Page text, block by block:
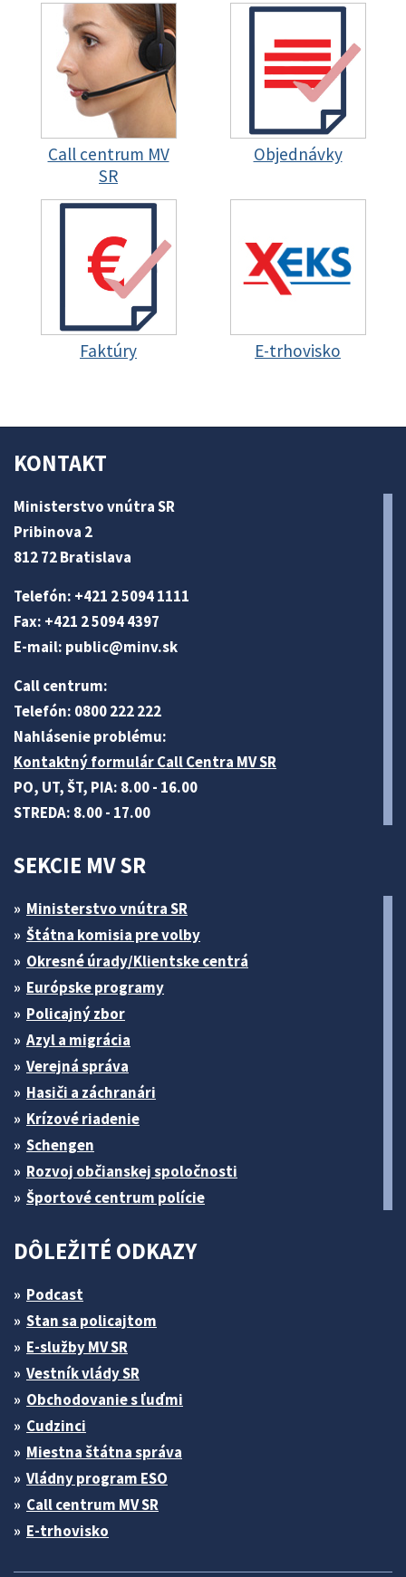
Call centrum MV
SR
Objednávky
Faktúry E-trhovisko
KONTAKT
Ministerstvo vnútra SR
Pribinova 2
812 72 Bratislava
Telefón: +421 2 5094 1111
Fax: +421 2 5094 4397
E-mail: public@minv.sk
Call centrum:
Telefón: 0800 222 222
Nahlásenie problému:
Kontaktný formulár Call Centra MV SR
PO, UT, ŠT, PIA: 8.00 - 16.00
STREDA: 8.00 - 17.00
SEKCIE MV SR
Ministerstvo vnútra SR
Štátna komisia pre volby
Okresné úrady/Klientske centrá
Európske programy
Policajný zbor
Azyl a migrácia
Verejná správa
Hasiči a záchranári
Krízové riadenie
Schengen
Rozvoj občianskej spoločnosti
Športové centrum polície
DÔLEŽITÉ ODKAZY
Podcast
Stan sa policajtom
E-služby MV SR
Vestník vlády SR
Obchodovanie s ľuďmi
Cudzinci
Miestna štátna správa
Vládny program ESO
Call centrum MV SR
E-trhovisko